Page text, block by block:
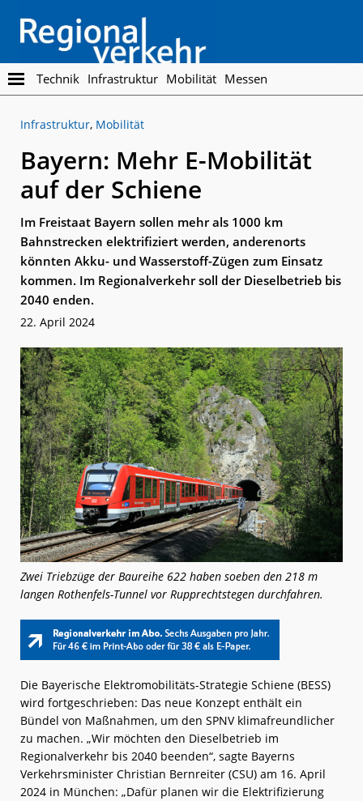
main
content
footer
Regionalverkehr
Die
Fachzeitschrift
den
Personennahverkehr
Technik Infrastruktur Mobilität Messen
Infrastruktur, Mobilität
Bayern: Mehr E-Mobilität
auf der Schiene
Im Freistaat Bayern sollen mehr als 1000 km
Bahnstrecken elektrifiziert werden, anderenorts
könnten Akku- und Wasserstoff-Zügen zum Einsatz
kommen. Im Regionalverkehr soll der Dieselbetrieb bis
2040 enden.
22. April 2024
Zwei Triebzüge der Baureihe 622 haben soeben den 218 m
langen Rothenfels-Tunnel vor Rupprechtstegen durchfahren.
Die Bayerische Elektromobilitäts-Strategie Schiene (BESS)
wird fortgeschrieben: Das neue Konzept enthält ein
Bündel von Maßnahmen, um den SPNV klimafreundlicher
zu machen. „Wir möchten den Dieselbetrieb im
Regionalverkehr bis 2040 beenden“, sagte Bayerns
Verkehrsminister Christian Bernreiter (CSU) am 16. April
2024 in München: „Dafür planen wir die Elektrifizierung